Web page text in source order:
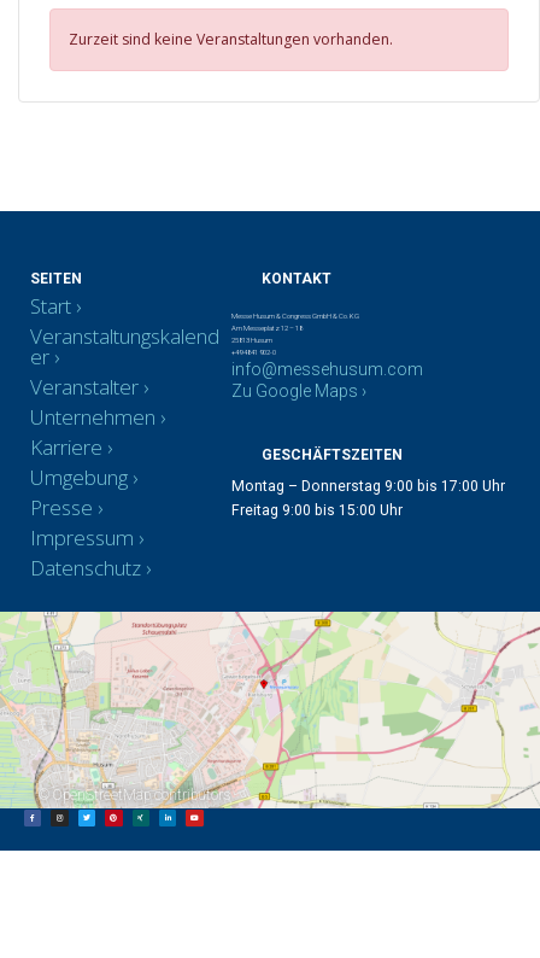
Zurzeit sind keine Veranstaltungen vorhanden.
SEITEN
Start
Veranstaltungskalend
er
Veranstalter
Unternehmen
Karriere
Umgebung
Presse
Impressum
Datenschutz
KONTAKT
Messe Husum & Congress GmbH & Co. KG
Am Messeplatz 12 – 18
25813 Husum
+49 4841 902-0
info@messehusum.com
Zu Google Maps ›
GESCHÄFTSZEITEN
Montag – Donnerstag 9:00 bis 17:00 Uhr
Freitag 9:00 bis 15:00 Uhr
© OpenStreetMapcontributors